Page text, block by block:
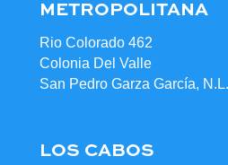
METROPOLITANA
Rio Colorado 462
Colonia Del Valle
San Pedro Garza García,
LOS CABOS